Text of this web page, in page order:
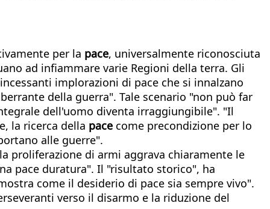
per la pace, universalmente riconosciuta
ad infiammare varie Regioni della terra. Gli
implorazioni di pace che si innalzano
della guerra". Tale scenario "non può far
dell'uomo diventa irraggiungibile". "Il
la ricerca della pace come precondizione per lo
alle guerre".
proliferazione di armi aggrava chiaramente le
pace duratura". Il "risultato storico", ha
come il desiderio di pace sia sempre vivo".
verso il disarmo e la riduzione del